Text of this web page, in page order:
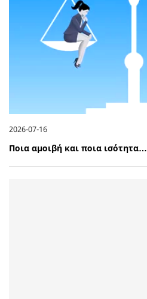
2026-07-16
Ποια αμοιβή και ποια ισότητα…